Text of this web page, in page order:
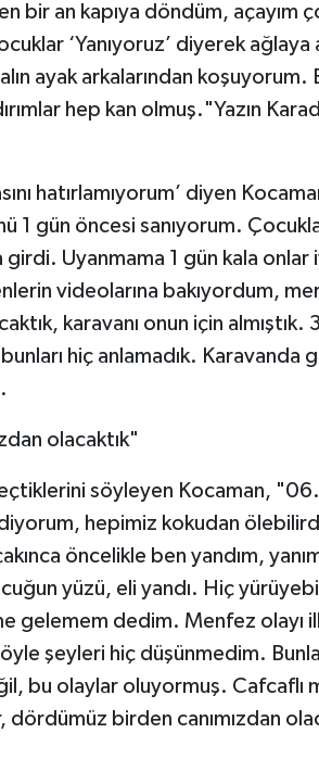
bir an kapıya döndüm, açayım
‘Yanıyoruz’ diyerek
ayak arkalarından koşuyorum.
hep kan olmuş."Yazın
hatırlamıyorum’ diyen
1 gün öncesi sanıyorum.
Uyanmama 1 gün kala onlar
videolarına bakıyordum,
karavanı onun için almıştık.
hiç anlamadık. Karavanda
olacaktık"
söyleyen Kocaman,
hepimiz kokudan
öncelikle ben yandım,
yüzü, eli yandı. Hiç
gelemem dedim. Menfez olayı
şeyleri hiç düşünmedim.
bu olaylar oluyormuş. Cafcaflı
dördümüz birden canımızdan